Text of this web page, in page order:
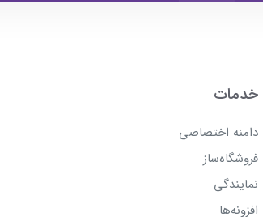
خدمات
دامنه اختصاصی
فروشگاه‌ساز
نمایندگی
افزونه‌ها